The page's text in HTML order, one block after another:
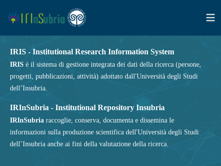
IRIS - Institutional Research Information System
IRIS è il sistema di gestione integrata dei dati della ricerca (persone,
progetti, pubblicazioni, attività) adottato dall'Università degli Studi
dell’Insubria.
IRInSubria - Institutional Repository Insubria
IRInSubria raccoglie, conserva, documenta e dissemina le
informazioni sulla produzione scientifica dell'Università degli Studi
dell’Insubria anche ai fini della valutazione della ricerca.